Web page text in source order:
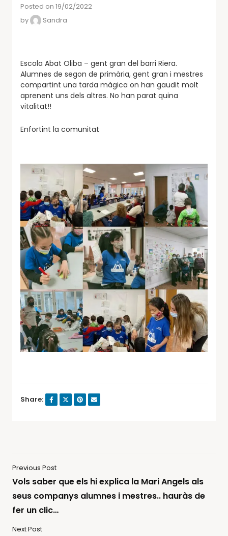
Posted on 19/02/2022
by
Sandra
Escola Abat Oliba – gent gran del barri Riera.
Alumnes de segon de primària, gent gran i mestres
compartint una tarda màgica on han gaudit molt
aprenent uns dels altres. No han parat quina
vitalitat!!
Enfortint la comunitat
Share:
Previous Post
Vols saber que els hi explica la Mari Angels als
seus companys alumnes i mestres.. hauràs de
fer un clic…
Next Post